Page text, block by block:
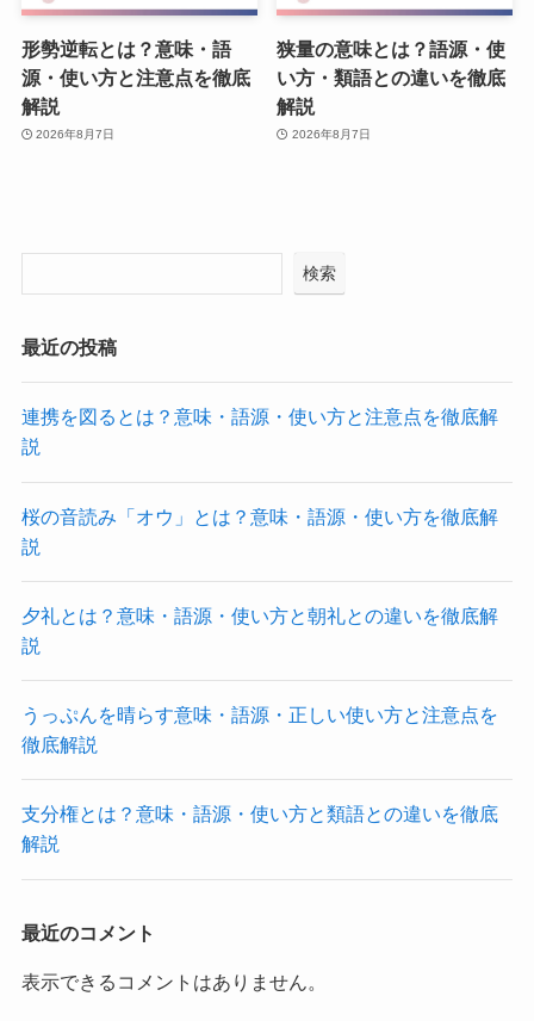
形勢逆転とは？意味・語
源・使い方と注意点を徹底
解説
2026年8月7日
狭量の意味とは？語源・使
い方・類語との違いを徹底
解説
2026年8月7日
検索
最近の投稿
連携を図るとは？意味・語源・使い方と注意点を徹底解
説
桜の音読み「オウ」とは？意味・語源・使い方を徹底解
説
夕礼とは？意味・語源・使い方と朝礼との違いを徹底解
説
うっぷんを晴らす意味・語源・正しい使い方と注意点を
徹底解説
支分権とは？意味・語源・使い方と類語との違いを徹底
解説
最近のコメント
表示できるコメントはありません。